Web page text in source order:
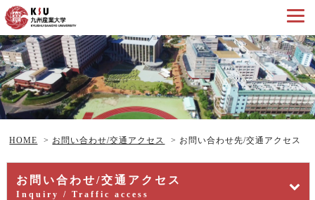
HOME > お問い合わせ/交通アクセス > お問い合わせ先/交通アクセス
お問い合わせ/交通アクセス
Inquiry / Traffic access